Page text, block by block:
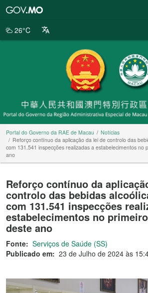
da
26°C
Portal do Governo da RAE de Macau
Notícias
Reforço contínuo da aplicação da lei de controlo das
com 131.541 inspecções realizadas a estabelecimentos no
ano
Reforço contínuo da
controlo das bebidas
com 131.541 inspecções
estabelecimentos no
deste ano
Fonte: Serviços de Saúde (SS)
Publicado em: 23 de Julho de 2024 às